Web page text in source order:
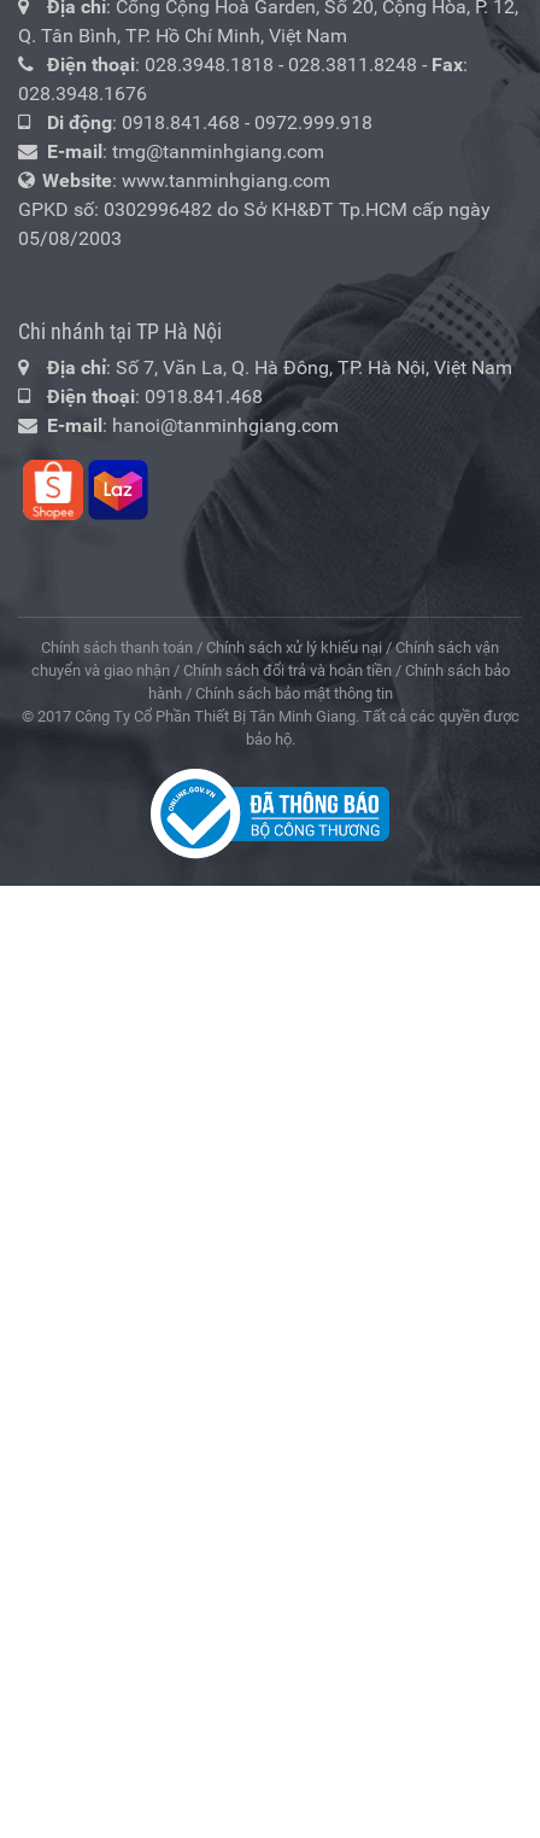
Địa chỉ: Cổng Cộng Hoà Garden, Số 20, Cộng Hòa, P. 12,
Q. Tân Bình, TP. Hồ Chí Minh, Việt Nam
Điện thoại: 028.3948.1818 - 028.3811.8248 - Fax:
028.3948.1676
Di động: 0918.841.468 - 0972.999.918
E-mail: tmg@tanminhgiang.com
Website: www.tanminhgiang.com
GPKD số: 0302996482 do Sở KH&ĐT Tp.HCM cấp ngày
05/08/2003
Chi nhánh tại TP Hà Nội
Địa chỉ: Số 7, Văn La, Q. Hà Đông, TP. Hà Nội, Việt Nam
Điện thoại: 0918.841.468
E-mail: hanoi@tanminhgiang.com
Chính sách thanh toán / Chính sách xử lý khiếu nại /Chính sách vận
chuyển và giao nhận/ Chính sách đổi trả và hoàn tiền/ Chính sách bảo
hành/ Chính sách bảo mật thông tin
© 2017 Công Ty Cổ Phần Thiết Bị Tân Minh Giang. Tất cả các quyền được
bảo hộ.